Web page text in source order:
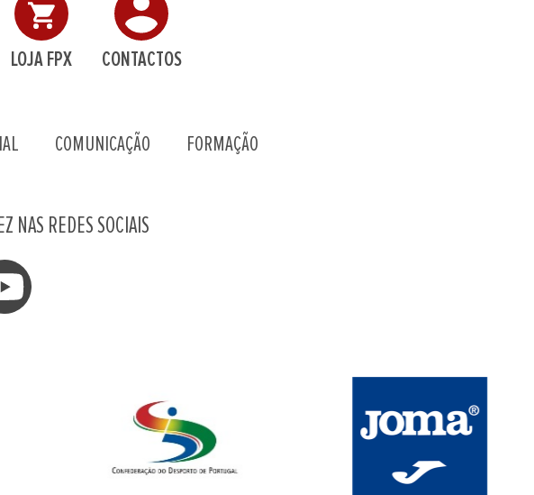
LOJA FPX CONTACTOS
COMUNICAÇÃO FORMAÇÃO
NAS REDES SOCIAIS